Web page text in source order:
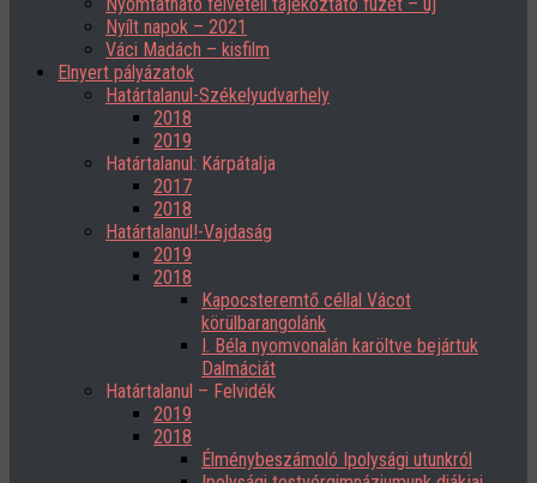
Nyílt napok – 2021
Váci Madách – kisfilm
Elnyert pályázatok
Határtalanul-Székelyudvarhely
2018
2019
Határtalanul: Kárpátalja
2017
2018
Határtalanul!-Vajdaság
2019
2018
Kapocsteremtő céllal Vácot
körülbarangolánk
I. Béla nyomvonalán karöltve bejártuk
Dalmáciát
Határtalanul – Felvidék
2019
2018
Élménybeszámoló Ipolysági utunkról